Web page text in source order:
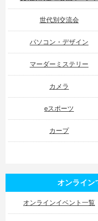
世代別交流会
パソコン・デザイン
マーダーミステリー
カメラ
eスポーツ
カープ
オンライン
オンラインイベント一覧